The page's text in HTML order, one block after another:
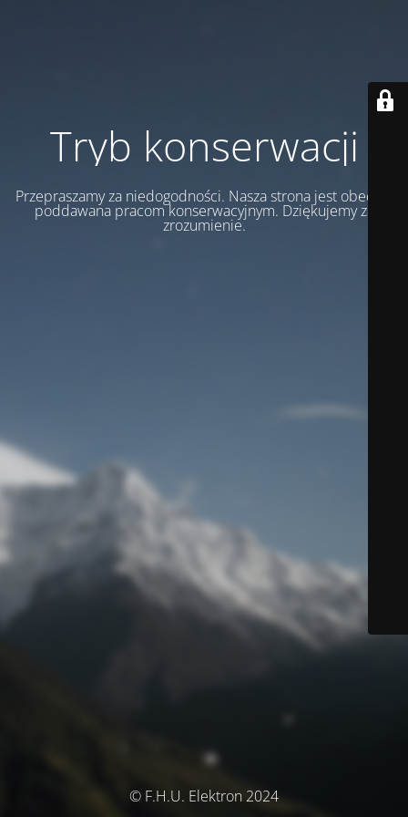
Tryb konserwacji
Przepraszamy za niedogodności. Nasza strona jest obecnie
poddawana pracom konserwacyjnym. Dziękujemy za
zrozumienie.
© F.H.U. Elektron 2024